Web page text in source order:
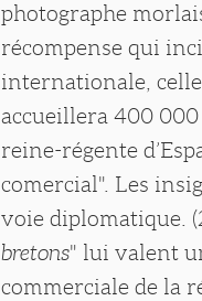
photographe
récompense qui
internationale,
accueillera 400
reine-régente
comercial". Les
voie diplomatique.
bretons" lui valent
commerciale de la